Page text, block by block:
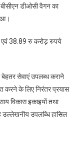
डीओसी वैगन का
38.89 रु करोड़ रुपये
बेहतर सेवाएं उपलब्ध कराने
करने के लिए निरंतर प्रयास
विकास इकाइयों तथा
उपलब्धि हासिल